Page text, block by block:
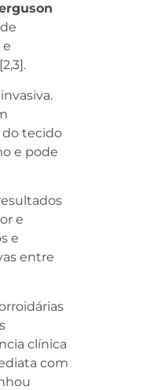
e
do tecido
e pode
e
e
entre
clínica
com